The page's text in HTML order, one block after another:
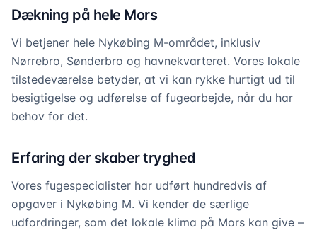
Dækning på hele Mors
Vi betjener hele Nykøbing M-området, inklusiv
Nørrebro, Sønderbro og havnekvarteret. Vores lokale
tilstedeværelse betyder, at vi kan rykke hurtigt ud til
besigtigelse og udførelse af fugearbejde, når du har
behov for det.
Erfaring der skaber tryghed
Vores fugespecialister har udført hundredvis af
opgaver i Nykøbing M. Vi kender de særlige
udfordringer, som det lokale klima på Mors kan give –